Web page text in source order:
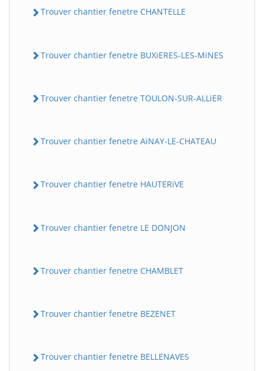
Trouver chantier fenetre CHANTELLE
Trouver chantier fenetre BUXiERES-LES-MiNES
Trouver chantier fenetre TOULON-SUR-ALLiER
Trouver chantier fenetre AiNAY-LE-CHATEAU
Trouver chantier fenetre HAUTERiVE
Trouver chantier fenetre LE DONJON
Trouver chantier fenetre CHAMBLET
Trouver chantier fenetre BEZENET
Trouver chantier fenetre BELLENAVES